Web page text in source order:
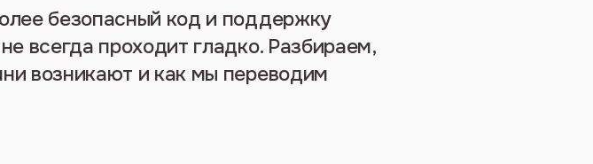
безопасный код и поддержку
всегда проходит гладко. Разбираем,
возникают и как мы переводим